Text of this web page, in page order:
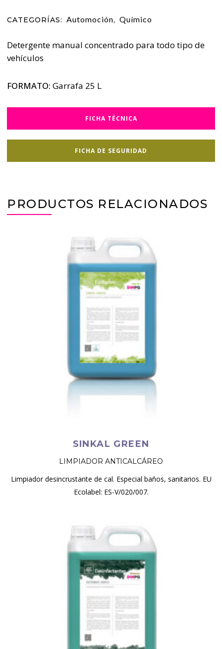
CATEGORÍAS: Automoción, Químico
Detergente manual concentrado para todo tipo de
vehículos
FORMATO: Garrafa 25 L
FICHA TÉCNICA
FICHA DE SEGURIDAD
PRODUCTOS RELACIONADOS
SINKAL GREEN
LIMPIADOR ANTICALCÁREO
Limpiador desincrustante de cal. Especial baños, sanitarios. EU
Ecolabel: ES-V/020/007.